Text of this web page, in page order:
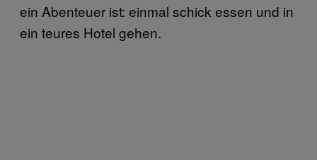
ein Abenteuer ist: einmal schick essen und in
ein teures Hotel gehen.